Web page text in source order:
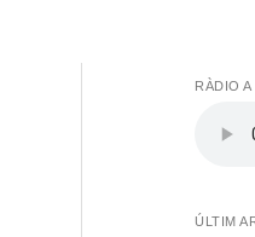
RÀDIO A
ÚLTIM